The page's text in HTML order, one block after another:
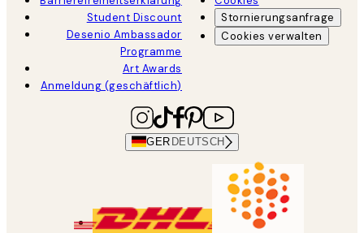
Student Discount
Desenio Ambassador
Programme
Art Awards
Anmeldung (geschäftlich)
Stornierungsanfrage
Cookies verwalten
GER DEUTSCH